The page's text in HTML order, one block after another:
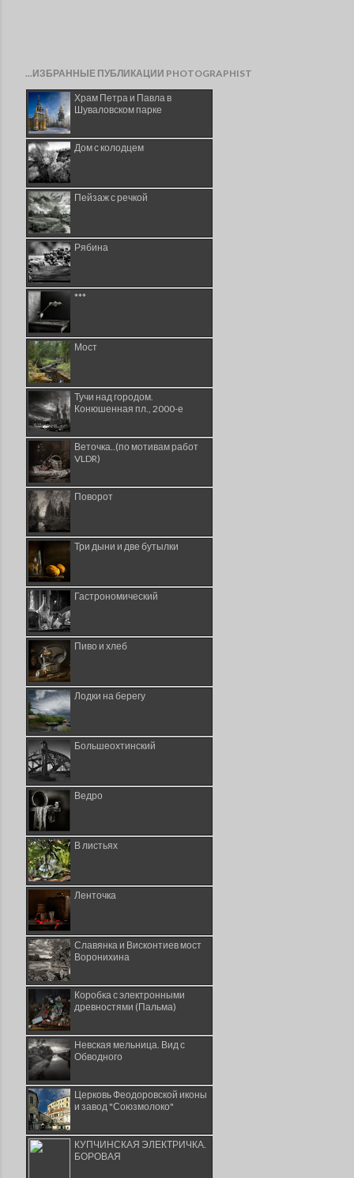
...ИЗБРАННЫЕ ПУБЛИКАЦИИ PHOTOGRAPHIST
Храм Петра и Павла в
Шуваловском парке
Дом с колодцем
Пейзаж с речкой
Рябина
***
Мост
Тучи над городом.
Конюшенная пл., 2000-е
Веточка..(по мотивам работ
VLDR)
Поворот
Три дыни и две бутылки
Гастрономический
Пиво и хлеб
Лодки на берегу
Большеохтинский
Ведро
В листьях
Ленточка
Славянка и Висконтиев мост
Воронихина
Коробка с электронными
древностями (Пальма)
Невская мельница. Вид с
Обводного
Церковь Феодоровской иконы
и завод "Союзмолоко"
КУПЧИНСКАЯ ЭЛЕКТРИЧКА.
БОРОВАЯ